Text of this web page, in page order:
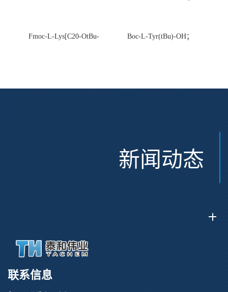
Fmoc-L-Lys[C20-OtBu-
Boc-L-Tyr(tBu)-OH；
新闻动态
联系信息